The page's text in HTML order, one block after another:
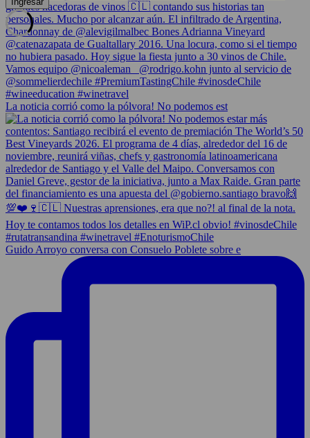
La noticia corrió como la pólvora! No podemos est
Guido Arroyo conversa con Consuelo Poblete sobre e